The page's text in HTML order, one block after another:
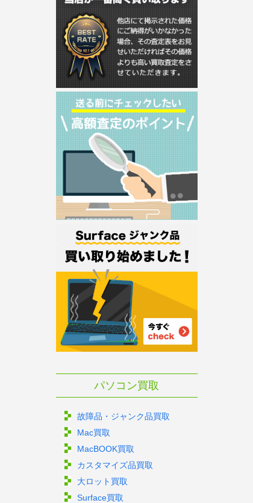
パソコン買取
故障品・ジャンク品買取
Mac買取
MacBOOK買取
カスタマイズ品買取
大ロット買取
Surface買取